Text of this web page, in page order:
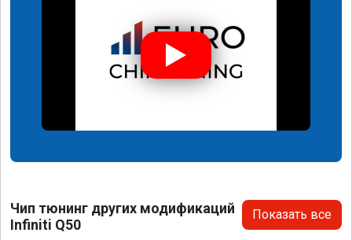
Чип тюнинг других модификаций
Infiniti Q50
Показать все